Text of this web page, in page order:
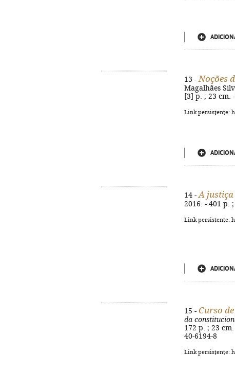
13 - Noções
Magalhães
[3] p. ; 23 cm.
Link persistente:
14 - A
2016. - 401 p.
Link persistente:
15 - Curso
da
172 p. ; 23
40-6194-8
Link persistente: